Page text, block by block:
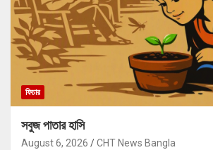
ফিচার
সবুজ পাতার হাসি
August 6, 2026 CHT News Bangla